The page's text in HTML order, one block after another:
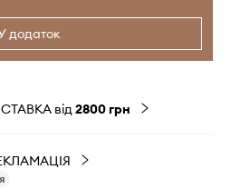
додаток
від2800 грн